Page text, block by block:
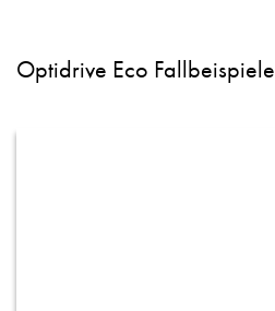
Optidrive Eco Fallbeispiele